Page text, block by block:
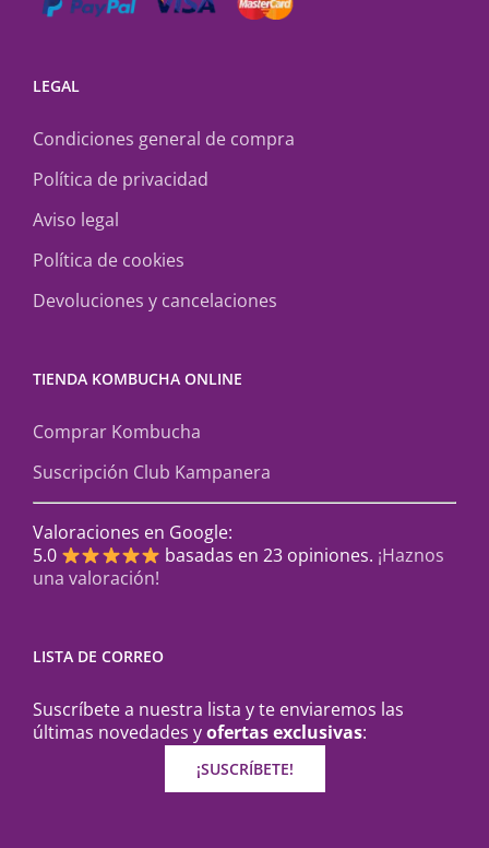
LEGAL
Condiciones general de compra
Política de privacidad
Aviso legal
Política de cookies
Devoluciones y cancelaciones
TIENDA KOMBUCHA ONLINE
Comprar Kombucha
Suscripción Club Kampanera
Valoraciones en Google:
5.0
basadas en 23 opiniones. ¡Haznos
una valoración!
LISTA DE CORREO
Suscríbete a nuestra lista y te enviaremos las
últimas novedades yofertas exclusivas:
¡SUSCRÍBETE!